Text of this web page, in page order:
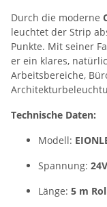
Durch die moderne
leuchtet der Strip
Punkte. Mit seiner
er ein klares,
Arbeitsbereiche,
Technische Daten:
Modell:
Spannung: 24V
Länge: 5 m